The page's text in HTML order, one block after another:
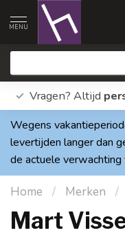
MENU
Vragen? Altijd
Wegens
levertijden langer dan
de actuele verwachting
Home / Merken /
Mart